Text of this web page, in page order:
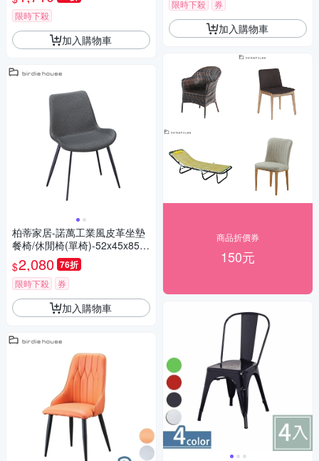
限時下殺
加入購物車
柏蒂家居-諾萬工業風皮革坐墊
餐椅/休閒椅(單椅)-52x45x85c
m
$2,080 76折
限時下殺 券
加入購物車
限時下殺 券
加入購物車
商品折價券
150元